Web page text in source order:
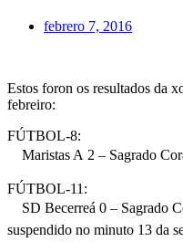
febrero 7, 2016
Estos foron os resultados da
febreiro:
FÚTBOL-8:
Maristas A 2 – Sagrado
FÚTBOL-11:
SD Becerreá 0 – Sagrado
suspendido no minuto 13 da